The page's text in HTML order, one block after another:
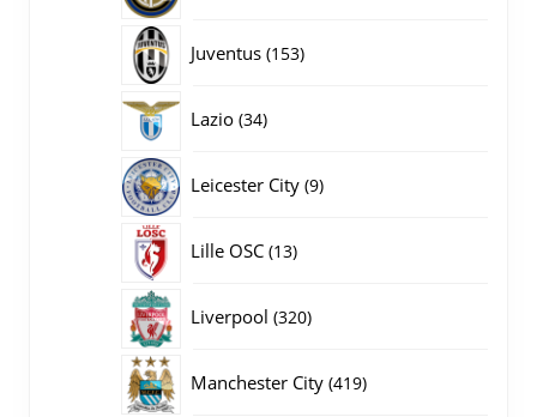
Juventus 153153
Lazio 3434
Leicester City 99
Lille OSC 1313
Liverpool 320320
Manchester City 419419